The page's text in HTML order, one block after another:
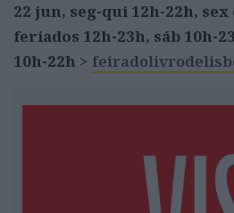
22 jun, seg-qui 12h-22h, sex
feriados 12h-23h, sáb 10h-
10h-22h >